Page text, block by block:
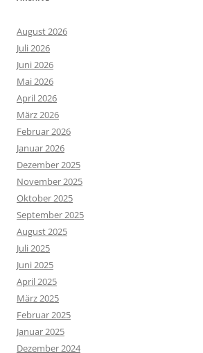
August 2026
Juli 2026
Juni 2026
Mai 2026
April 2026
März 2026
Februar 2026
Januar 2026
Dezember 2025
November 2025
Oktober 2025
September 2025
August 2025
Juli 2025
Juni 2025
April 2025
März 2025
Februar 2025
Januar 2025
Dezember 2024